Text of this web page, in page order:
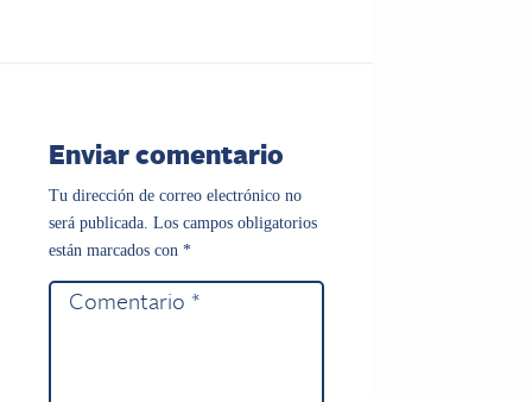
Enviar comentario
Tu dirección de correo electrónico no
será publicada. Los campos obligatorios
están marcados con *